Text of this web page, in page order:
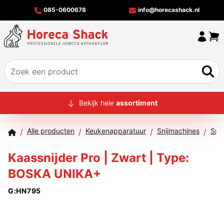
085-0600678 info@horecashack.nl
HOME
MERKEN
OFFERTECHECKER
Bekijk hele assortiment
/ Alle producten / Keukenapparatuur / Snijmachines /
Kaassnijder Pro | Zwart | Type:
BOSKA UNIKA+
G:HN795